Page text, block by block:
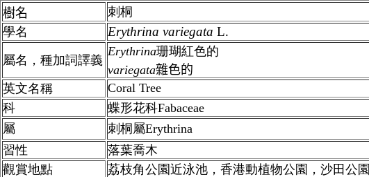
樹名
刺桐
學名
Erythrina variegata L.
屬名，種加詞譯義
Erythrina珊瑚紅色的
variegata雜色的
英文名稱
Coral Tree
科
蝶形花科Fabaceae
屬
刺桐屬Erythrina
習性
落葉喬木
觀賞地點
荔枝角公園近泳池，香港動植物公園，沙田公園